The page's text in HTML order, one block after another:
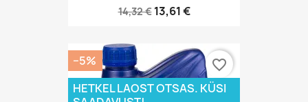
14,32 € 13,61 €
−5%
HETKEL LAOST OTSAS. KÜSI
favorite_border